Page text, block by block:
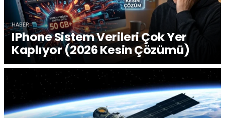
HABER
IPhone Sistem Verileri Çok Yer
Kaplıyor (2026 Kesin Çözümü)